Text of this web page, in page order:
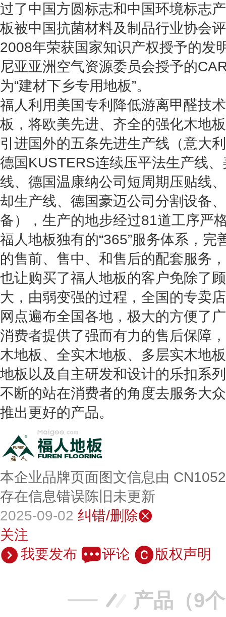
过了中国方圆标志和中国环境标志
板被中国抗菌材料及制品行业协会
2008年荣获国家知识产权授予的发
尼亚亚洲空气资源委员会授予的
为“建材下乡专用地板”。
福人利用美国专利降低游离甲醛技
板，将欧美先进、齐全的强化木地
引进国外的五条先进生产线（意大
德国KUSTERS连续压平法生产线
线、德国温康纳公司短周期压贴线
却生产线、德国豪迈公司分割设备
备），生产的地步经过81道工序严
福人地板独有的“365”服务体系，完
的售前、售中、和售后的配套服务
也让购买了福人地板的客户免除了
大，由弱变强的过程，全国的专卖
网点遍布全国各地，极大的方便了
消费者提供了强而有力的售后保障
木地板、全实木地板、多层实木地
地板以及自主研发和设计的乐扣系
不断的站在消费者的角度去服务大
推出更好的产品。
本企业品牌页面图文信息由
存在信息错误陈旧未更新
2025-09-02 纠错/删除
关注
我要发布
评论 版权声明
产品（9